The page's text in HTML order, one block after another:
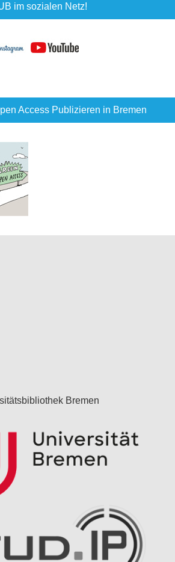
im sozialen Netz!
Access Publizieren in Bremen
Bremen